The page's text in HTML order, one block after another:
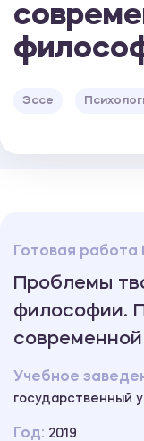
Эссе
Готовая работа
Проблемы
философии.
Учебное
государственный
Год: 2019